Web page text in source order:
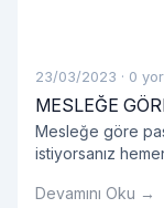
23/03/2023 · 0
MESLEĞE
Mesleğe göre
istiyorsanız
Devamını Oku →